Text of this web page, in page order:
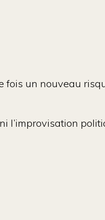
fois un nouveau
l’improvisation